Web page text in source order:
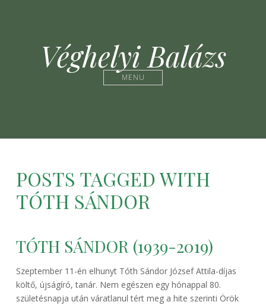
Véghelyi Balázs
MENU
POSTS TAGGED WITH
TÓTH SÁNDOR
TÓTH SÁNDOR (1939-2019)
Szeptember 11-én elhunyt Tóth Sándor József Attila-díjas
költő, újságíró, tanár. Nem egészen egy hónappal 80.
születésnapja után váratlanul tért meg a hite szerinti Örök